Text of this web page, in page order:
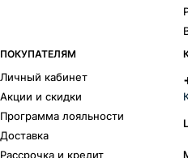
ПОКУПАТЕЛЯМ
Личный кабинет
Акции и скидки
Программа лояльности
Доставка
Рассрочка и кредит